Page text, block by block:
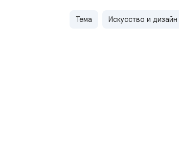
Тема Искусство и дизайн